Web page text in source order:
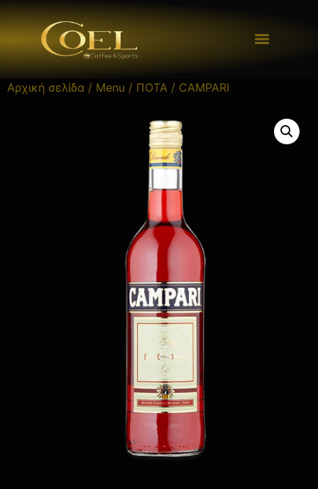
Αρχική σελίδα / Menu / ΠΟΤΑ / CAMPARI